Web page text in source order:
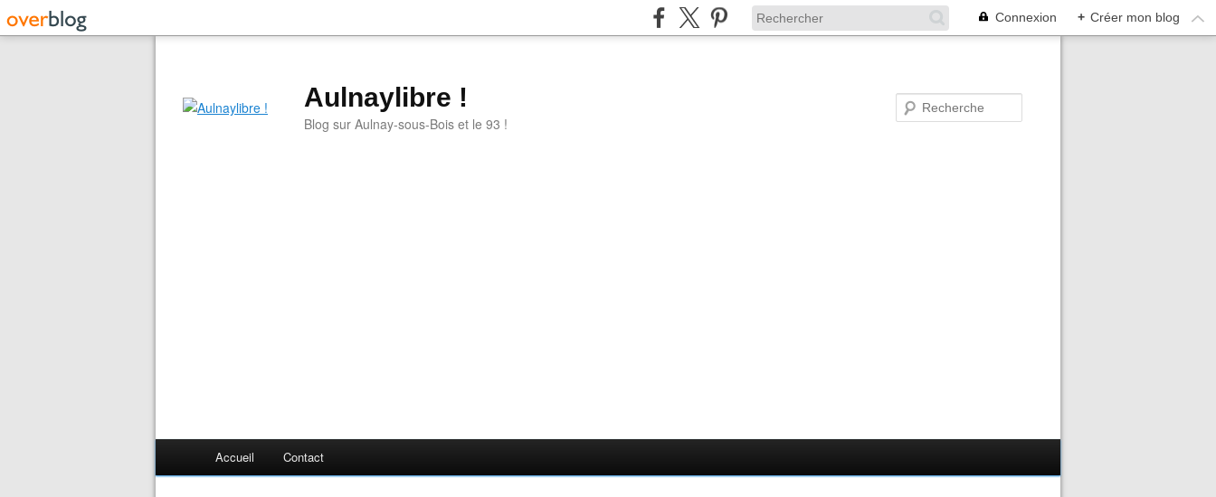
Connexion + Créer mon blog
Aulnaylibre !
Blog sur Aulnay-sous-Bois et le 93 !
Accueil Contact